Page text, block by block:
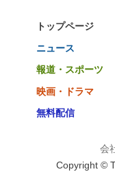
トップページ
ニュース
報道・スポーツ
映画・ドラマ
無料配信
会
Copyright ©